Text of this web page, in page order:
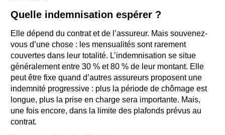
Quelle indemnisation espérer ?
Elle dépend du contrat et de l’assureur. Mais souvenez-
vous d’une chose : les mensualités sont rarement
couvertes dans leur totalité. L’indemnisation se situe
généralement entre 30 % et 80 % de leur montant. Elle
peut être fixe quand d’autres assureurs proposent une
indemnité progressive : plus la période de chômage est
longue, plus la prise en charge sera importante. Mais,
une fois encore, dans la limite des plafonds prévus au
contrat.